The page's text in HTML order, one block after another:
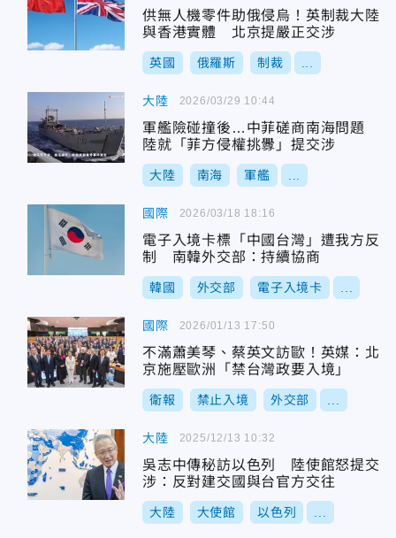
供無人機零件助俄侵烏！英制裁大陸
與香港實體 北京提嚴正交涉
英國 俄羅斯 制裁
大陸
軍艦險碰撞後…中菲磋商南海問題
陸就「菲方侵權挑釁」提交涉
大陸 南海 軍艦
2026/03/29 10:44
國際
電子入境卡標「中國台灣」遭我方反
制 南韓外交部：持續協商
韓國 外交部 電子入境卡
2026/03/18 18:16
國際
不滿蕭美琴、蔡英文訪歐！英媒：北
京施壓歐洲「禁台灣政要入境」
衛報 禁止入境 外交部
2026/01/13 17:50
大陸
吳志中傳秘訪以色列 陸使館怒提交
涉：反對建交國與台官方交往
大陸 大使館 以色列
2025/12/13 10:32